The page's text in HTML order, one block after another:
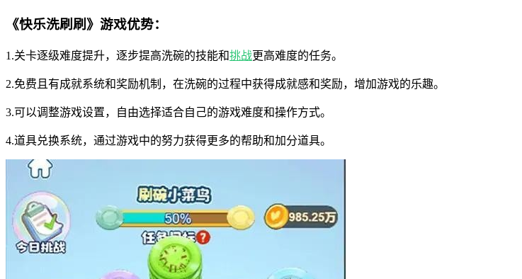
《快乐洗刷刷》游戏优势：
1.关卡逐级难度提升，逐步提高洗碗的技能和挑战更高难度的任务。
2.免费且有成就系统和奖励机制，在洗碗的过程中获得成就感和奖励，增加游戏的乐趣。
3.可以调整游戏设置，自由选择适合自己的游戏难度和操作方式。
4.道具兑换系统，通过游戏中的努力获得更多的帮助和加分道具。